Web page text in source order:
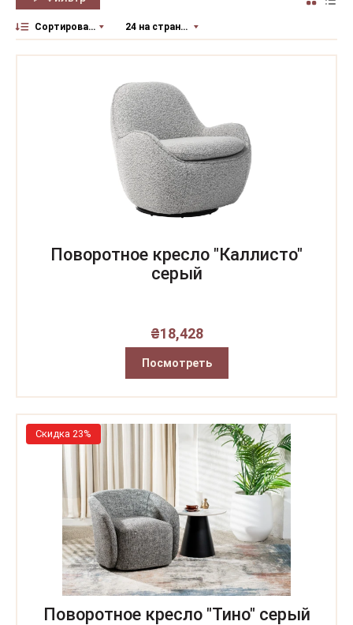
Сортировать по 24 на страницу
Поворотное кресло "Каллисто"
серый
₴18,428
Посмотреть
Скидка 23%
Поворотное кресло "Тино" серый